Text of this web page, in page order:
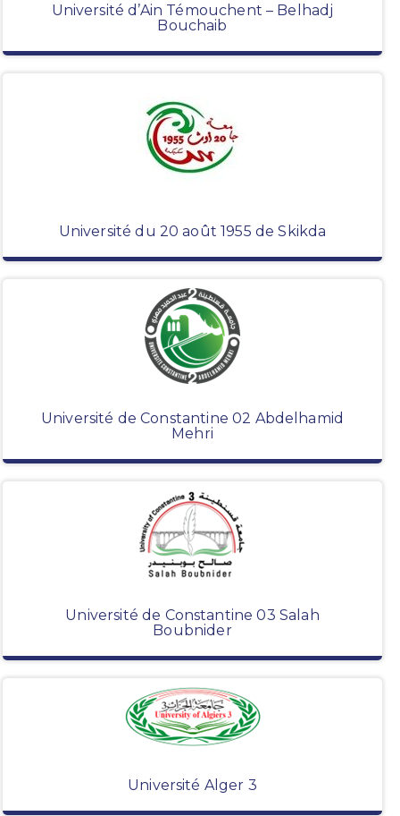
Université d’Ain Témouchent – Belhadj
Bouchaib
Université du 20 août 1955 de Skikda
Université de Constantine 02 Abdelhamid
Mehri
Université de Constantine 03 Salah
Boubnider
Université Alger 3